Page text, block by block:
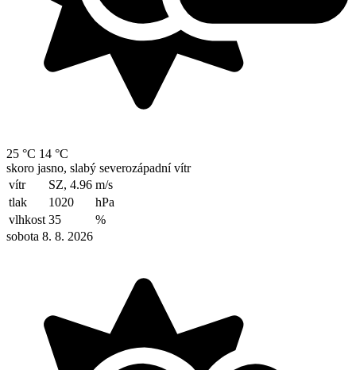
25 °C 14 °C
skoro jasno, slabý severozápadní vítr
vítr
SZ, 4.96 m/s
tlak
1020
hPa
vlhkost 35
%
sobota 8. 8. 2026